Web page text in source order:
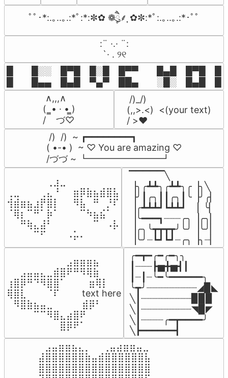
ﾟﾟ･*:.｡..｡.:*ﾟ:*:✼✿ ❁ཻུ۪۪⸙͎ ✿✼:*ﾟ:.｡..｡.:*･ﾟﾟ
⠀:¨ ·.· ¨:⠀
⠀ `· . ୨୧⠀
█  █░░ █▀█ █░█ █▀▀  █▄█ █▀█
█  █▄▄ █▄█ ▀▄▀ ██▄  ░█░ █▄█
∧,,,∧
(  ̳• · • ̳)
/    づ♡
/)_/)
(,,>.<)  <(your text)
/ >❤️
/)  /)  ~ ┏━━━━━━━━┓
( •-• )  ~ ♡ You are amazing ♡
/づづ ~ ┗━━━━━━━━┛
⠀⠀⠀⠀⠀⠀⢀⣰⣀⠀⠀⠀⠀⠀⠀⠀⠀
⢀⣀⠀⠀⠀⢀⣄⠘⠀⠀⣶⡿⣷⣦⣾⣿⣧
⢺⣾⣶⣦⣰⡟⣿⡇⠀⠀⠻⣧⠀⠛⠀⡘⠏
⠈⢿⡆⠉⠛⠁⡷⠁⠀⠀⠀⠉⠳⣦⣮⠁⠀
⠀⠀⠛⢷⣄⣼⠃⠀⠀⠀⠀⠀⠀⠉⠀⠠⡧
⠀⠀⠀⠀⠉⠋⠀⠀⠀⠠⡥⠄⠀⠀⠀⠀⠀
▔▔▔▔▔╲
▕╮╭┻┻╮╭┻┻╮╭▕╮╲
▕╯┃╭╮┃┃╭╮┃╰▕╯╭▏
▕╭┻┻┻┛┗┻┻┛  ▕  ╰▏
▕╰━━━┓┈┈┈╭╮▕╭╮▏
▕╭╮╰┳┳┳┳╯╰╯▕╰╯▏
▕╰╯┈┗┛┗┛┈╭╮▕╮┈▏
⠀⠀⠀⠀⠀⠀⠀⠀⠀⣠⣶⣶⣶⣦⠀⠀
⠀⠀⣠⣤⣤⣄⣀⣾⣿⠟⠛⠻⢿⣷⠀
⢰⣿⡿⠛⠙⠻⣿⣿⠁⠀⠀ ⠀⣶⢿⡇
⢿⣿⣇⠀⠀⠀⠈⠏⠀⠀⠀ text here
⠀⠻⣿⣷⣦⣤⣀⠀⠀⠀ ⠀⣾⡿⠃⠀
⠀⠀⠀⠀⠉⠉⠻⣿⣄⣴⣿⠟⠀⠀⠀
⠀⠀⠀⠀⠀⠀⠀⠀⣿⡿⠟⠁⠀⠀⠀
╭━┳━╭━╭━╮╮
┃┈┈┈┣▅╋▅┫┃
┃┈┃┈╰━╰━━━━━━╮
╰┳╯┈┈┈┈┈┈┈┈┈◢▉◣
╲┃┈┈┈┈┈┈┈┈┈▉▉▉
╲┃┈┈┈┈┈┈┈┈┈◥▉◤
╲┃┈┈┈┈╭━┳━━━━╯
╲┣━━━━━━┫﻿
⠀⣠⣤⣶⣶⣦⣄⡀  ⠀⢀⣤⣴⣶⣶⣤⣀⠀
⣼⣿⣿⣿⣿⣿⣿⣷⣤⣾⣿⣿⣿⣿⣿⣿⣧
⣿⣿⣿⣿⣿⣿⣿⣿⣿⣿⣿⣿⣿⣿⣿⣿⣿